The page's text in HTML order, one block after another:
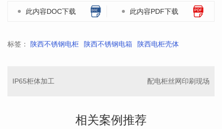
此内容DOC下载 此内容PDF下载
标签： 陕西不锈钢电柜 陕西不锈钢电箱 陕西电柜壳体
IP65柜体加工 配电柜丝网印刷现场
相关案例推荐